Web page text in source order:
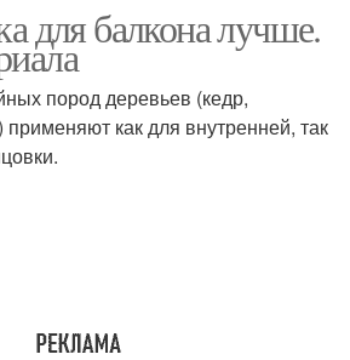
для балкона лучше.
пород деревьев (кедр,
как для внутренней, так